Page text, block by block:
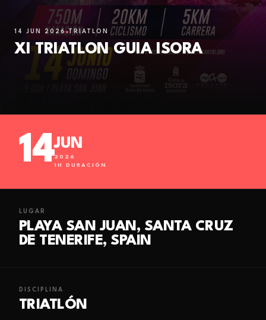
14 JUN 2026 TRIATLÓN
XI TRIATLON GUIA ISORA
14JUN
2026
1H DURACIÓN
LUGAR
PLAYA SAN JUAN, SANTA CRUZ
DE TENERIFE, SPAIN
DISCIPLINA
TRIATLÓN